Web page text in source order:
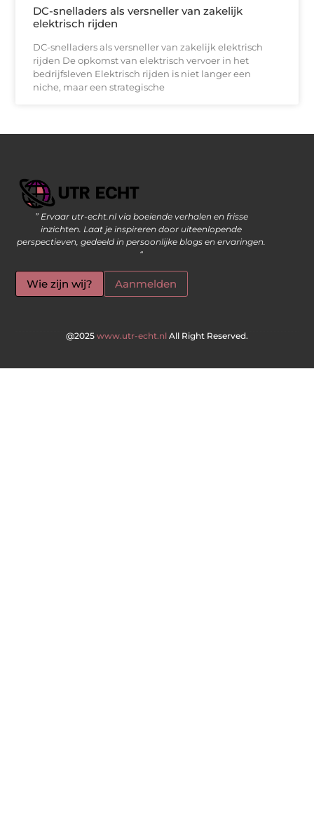
DC-snelladers als versneller van zakelijk
elektrisch rijden
DC-snelladers als versneller van zakelijk elektrisch
rijden De opkomst van elektrisch vervoer in het
bedrijfsleven Elektrisch rijden is niet langer een
niche, maar een strategische
” Ervaar utr-echt.nl via boeiende verhalen en frisse
inzichten. Laat je inspireren door uiteenlopende
perspectieven, gedeeld in persoonlijke blogs en ervaringen.
“
Wie zijn wij? Aanmelden
@2025 www.utr-echt.nl All Right Reserved.